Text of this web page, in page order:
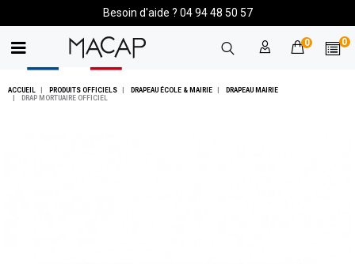
Besoin d'aide ? 04 94 48 50 57
0 0
ACCUEIL PRODUITS OFFICIELS DRAPEAU ÉCOLE & MAIRIE
DRAPEAU MAIRIE
DRAP MORTUAIRE OFFICIEL